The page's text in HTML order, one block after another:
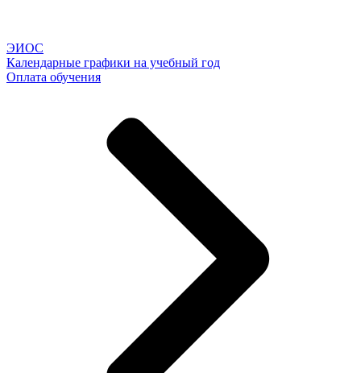
ЭИОС
Календарные графики на учебный год
Оплата обучения